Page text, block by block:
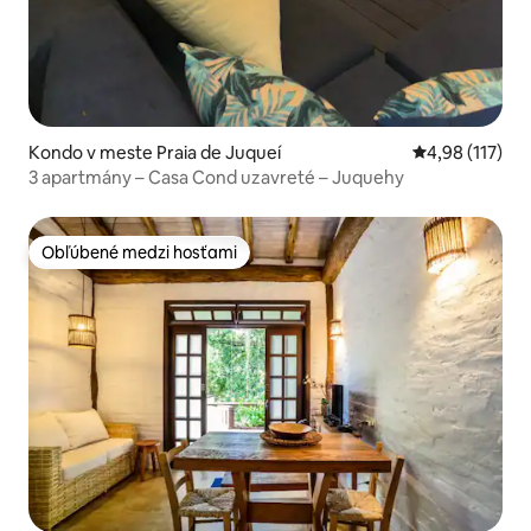
Kondo v meste Praia de Juqueí Priemerné
4,98 (117)
3 apartmány – Casa Cond uzavreté – Juquehy
Obľúbené medzi hosťami
Obľúbené medzi hosťami